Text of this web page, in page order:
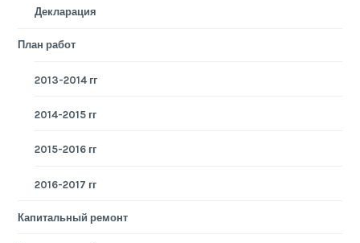
Декларация
План работ
2013-2014 гг
2014-2015 гг
2015-2016 гг
2016-2017 гг
Капитальный ремонт